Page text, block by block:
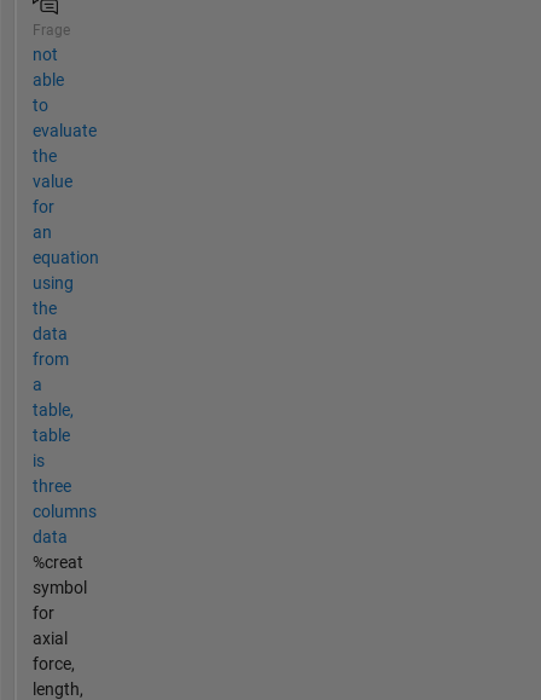
Frage
not
able
to
evaluate
the
value
for
an
equation
using
the
data
from
a
table,
table
is
three
columns
data
%creat
symbol
for
axial
force,
length,